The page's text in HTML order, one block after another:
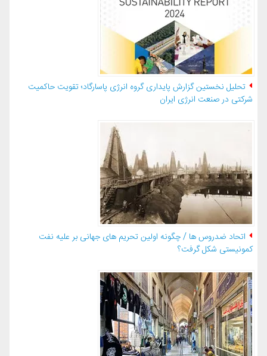
تحلیل نخستین گزارش پایداری گروه انرژی پاسارگاد؛ تقویت حاکمیت
شرکتی در صنعت انرژی ایران
اتحاد ضدروس ها / چگونه اولین تحریم های جهانی بر علیه نفت
کمونیستی شکل گرفت؟